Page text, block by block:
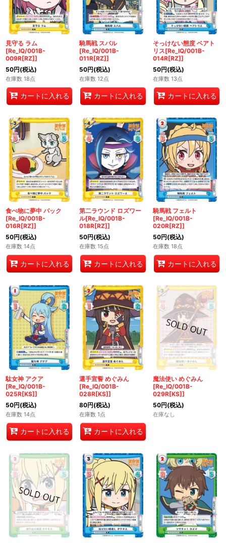
見守る ラム
[Re_IQ/001B-
009R[RZ]]
50円(税込)
在庫数 18点
カートに入れる
騎馬戦 スバル
[Re_IQ/001B-
011R[RZ]]
50円(税込)
在庫数 12点
カートに入れる
そっけない態度 ベアト
リス[Re_IQ/001B-
014R[RZ]]
50円(税込)
在庫数 13点
カートに入れる
食べ物に夢中 パック
[Re_IQ/001B-
016R[RZ]]
50円(税込)
在庫数 14点
カートに入れる
第二ラウンド ロズワー
ル[Re_IQ/001B-
018R[RZ]]
50円(税込)
在庫数 15点
カートに入れる
騎馬戦 フェルト
[Re_IQ/001B-
020R[RZ]]
50円(税込)
在庫数 18点
カートに入れる
駄女神 アクア
[Re_IQ/001B-
025R[KS]]
50円(税込)
在庫数 14点
カートに入れる
選手宣誓 めぐみん
[Re_IQ/001B-
028R[KS]]
80円(税込)
在庫数 1点
カートに入れる
魔法使い めぐみん
[Re_IQ/001B-
029R[KS]]
50円(税込)
在庫なし